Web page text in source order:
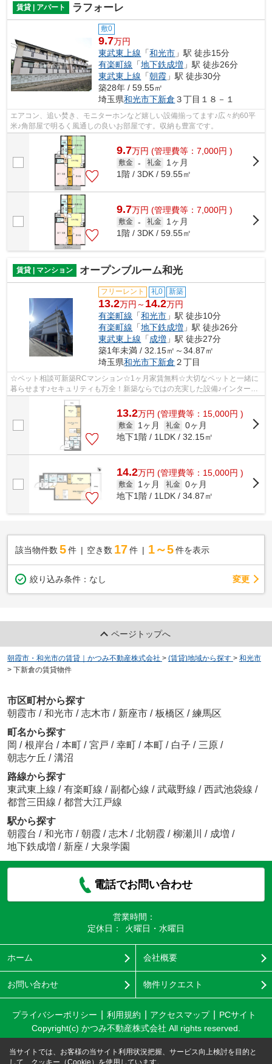
賃貸 | アパート ラフォーレ
敷0
9.7万円
東武東上線 「和光市 」駅 徒歩15分
有楽町線 「地下鉄成増 」駅 徒歩26分
東武東上線 「朝霞 」駅 徒歩30分
築28年 / 59.55㎡
埼玉県和光市下新倉 ３丁目１８－１
エアコン、追い焚き、モニターホンなど嬉しい設備揃ってます♪広々約60平
米♪角部屋で明るく風通しの良いお部屋です。収納も豊富です。
9.7万円 (管理費等：7,000円 )
敷金 - 礼金
1ヶ月
1階 / 3DK / 59.55㎡
9.7万円 (管理費等：7,000円 )
敷金 - 礼金
1ヶ月
1階 / 3DK / 59.55㎡
賃貸 | マンション オープンブルーム和光
フリーレント 礼0 新築
13.2万円～ 14.2万円
有楽町線 「和光市 」駅 徒歩10分
有楽町線 「地下鉄成増 」駅 徒歩26分
東武東上線 「成増 」駅 徒歩27分
築1年未満 / 32.15㎡～34.87㎡
埼玉県和光市下新倉 ２丁目
☆ペット相談可新築RCマンション☆1ヶ月家賃無料☆大切なペットと一緒に
暮らせます♪セキュリティも万全！新築ならではの充実した設備♪インターネ
ット無料です☆お問い合わせはかつみ不動産...
13.2万円 (管理費等：15,000円 )
敷金 1ヶ月 礼金 0ヶ月
地下1階 / 1LDK / 32.15㎡
14.2万円 (管理費等：15,000円 )
敷金 1ヶ月 礼金 0ヶ月
地下1階 / 1LDK / 34.87㎡
該当物件数 5件 空き数 17 件 1～5 件を表示
絞り込み条件： なし 変更
ページトップへ
朝霞市・和光市の賃貸｜かつみ不動産株式会社 > (賃貸)地域から探す > 和光市
> 下新倉の賃貸物件
市区町村から探す
朝霞市 / 和光市 / 志木市 / 新座市 / 板橋区 / 練馬区
町名から探す
岡 / 根岸台 / 本町 / 宮戸 / 幸町 / 本町 / 白子 / 三原 /
朝志ケ丘 / 溝沼
路線から探す
東武東上線 / 有楽町線 / 副都心線 / 武蔵野線 / 西武池袋線 /
都営三田線 / 都営大江戸線
駅から探す
朝霞台 / 和光市 / 朝霞 / 志木 / 北朝霞 / 柳瀬川 / 成増 /
地下鉄成増 / 新座 / 大泉学園
電話でお問い合わせ
営業時間：
定休日：
火曜日・水曜日
ホーム 会社概要
お問い合わせ 物件リクエスト
プライバシーポリシー 利用規約 アクセスマップ
PCサイト
Copyright(c) かつみ不動産株式会社 All rights reserved.
当サイトでは、お客様の当サイト利用状況把握、サービス向上検討を目的と
して、クッキー（Cookie）を使用しています。